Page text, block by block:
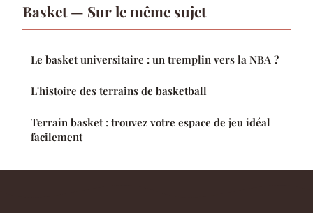
Basket — Sur le même sujet
Le basket universitaire : un tremplin vers la NBA ?
L'histoire des terrains de basketball
Terrain basket : trouvez votre espace de jeu idéal
facilement